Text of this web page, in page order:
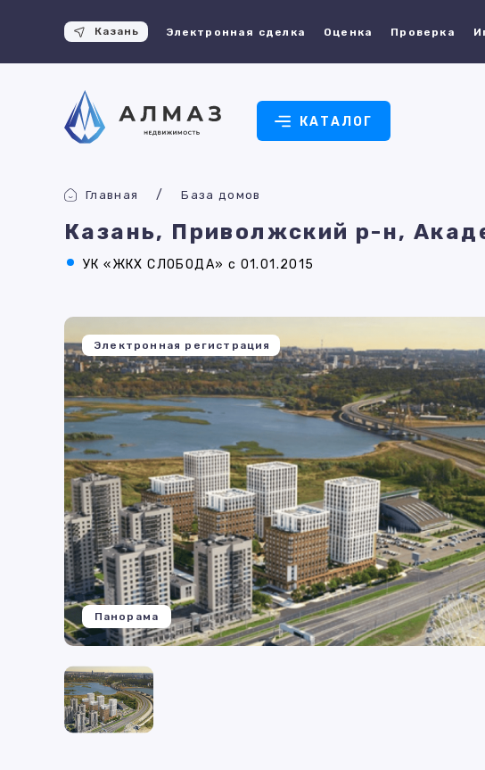
Казань Электронная сделка Оценка Проверка
КАТАЛОГ
Главная База домов
Казань, Приволжский р-н,
УК «ЖКХ СЛОБОДА» с 01.01.2015
Электронная регистрация
Панорама